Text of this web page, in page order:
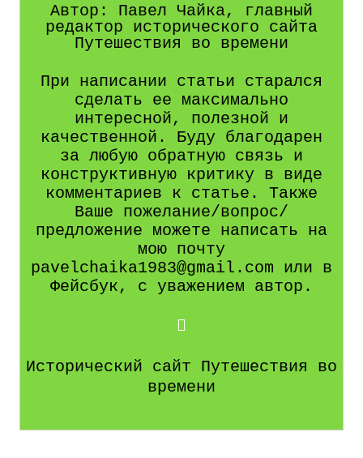
Автор: Павел Чайка, главный
редактор исторического сайта
Путешествия во времени
При написании статьи старался
сделать ее максимально
интересной, полезной и
качественной. Буду благодарен
за любую обратную связь и
конструктивную критику в виде
комментариев к статье. Также
Ваше пожелание/вопрос/
предложение можете написать на
мою почту
pavelchaika1983@gmail.com или в
Фейсбук, с уважением автор.
Исторический сайт Путешествия во
времени